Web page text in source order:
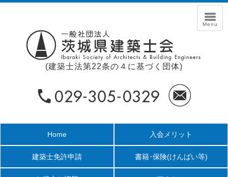
(建築士法第22条の４に基づく団体)
Home 入会メリット
建築士免許申請 書籍･保険(けんばい等)